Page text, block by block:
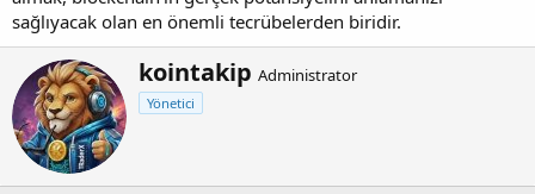
sağlıyacak olan en önemli tecrübelerden biridir.
Y
a
z
kointakip Administrator
Yönetici